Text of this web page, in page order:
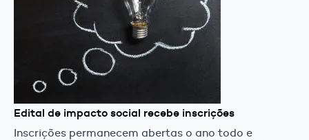
Edital de impacto social recebe inscrições
Inscrições permanecem abertas o ano todo e